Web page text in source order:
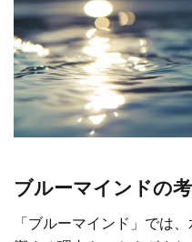
ブルーマインドの
「ブルーマインド」では